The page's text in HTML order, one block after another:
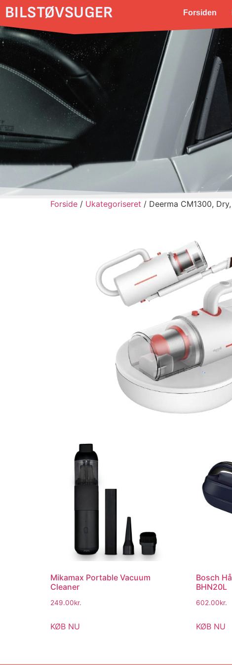
BILSTØVSUGER Forsiden
Forside / Ukategoriseret / Deerma CM1300,
Mikamax Portable Vacuum
Cleaner
249.00kr.
KØB NU
Bosch
BHN20L
602.00kr.
KØB NU